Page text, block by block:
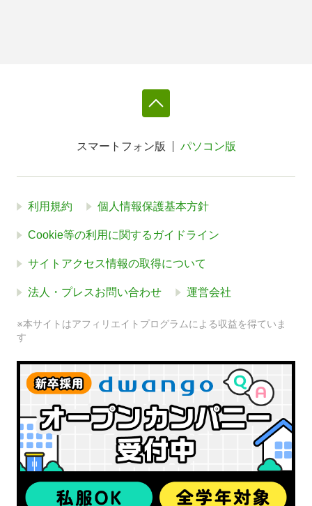
スマートフォン版 パソコン版
利用規約 個人情報保護基本方針
Cookie等の利用に関するガイドライン
サイトアクセス情報の取得について
法人・プレスお問い合わせ 運営会社
※本サイトはアフィリエイトプログラムによる収益を得ていま
す